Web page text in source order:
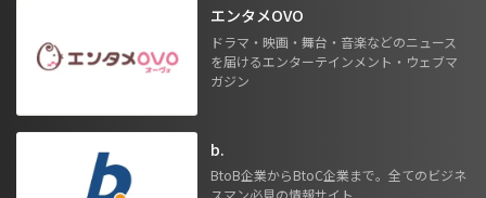
エンタメOVO
ドラマ・映画・舞台・音楽などのニュース
を届けるエンターテインメント・ウェブマ
ガジン
b.
BtoB企業からBtoC企業まで。全てのビジネ